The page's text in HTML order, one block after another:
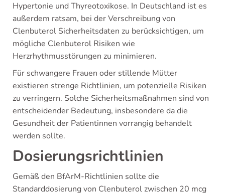
Hypertonie und Thyreotoxikose. In Deutschland ist es
außerdem ratsam, bei der Verschreibung von
Clenbuterol Sicherheitsdaten zu berücksichtigen, um
mögliche Clenbuterol Risiken wie
Herzrhythmusstörungen zu minimieren.
Für schwangere Frauen oder stillende Mütter
existieren strenge Richtlinien, um potenzielle Risiken
zu verringern. Solche Sicherheitsmaßnahmen sind von
entscheidender Bedeutung, insbesondere da die
Gesundheit der Patientinnen vorrangig behandelt
werden sollte.
Dosierungsrichtlinien
Gemäß den BfArM-Richtlinien sollte die
Standarddosierung von Clenbuterol zwischen 20 mcg